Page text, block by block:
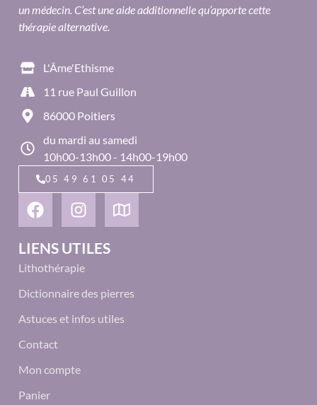
un médecin. C’est une aide additionnelle qu’apporte cette
thérapie alternative.
L'Âme'Ethisme
11 rue Paul Guillon
86000 Poitiers
du mardi au samedi
10h00-13h00 - 14h00-19h00
05 49 61 05 44
LIENS UTILES
Lithothérapie
Dictionnaire des pierres
Astuces et infos utiles
Contact
Mon compte
Panier